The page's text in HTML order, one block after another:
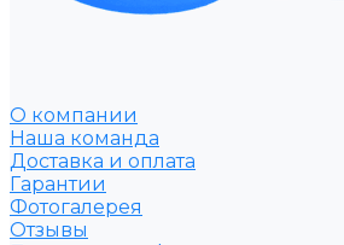
О компании
Наша команда
Доставка и оплата
Гарантии
Фотогалерея
Отзывы